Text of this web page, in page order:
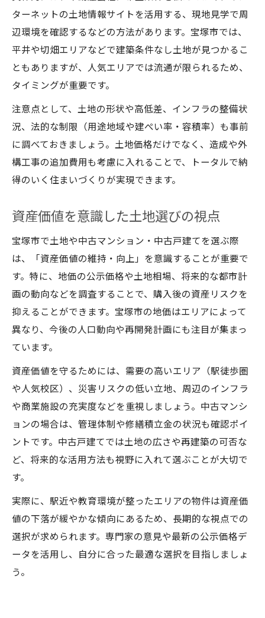
ターネットの土地情報サイトを活用する、現地見学で周
辺環境を確認するなどの方法があります。宝塚市では、
平井や切畑エリアなどで建築条件なし土地が見つかるこ
ともありますが、人気エリアでは流通が限られるため、
タイミングが重要です。
注意点として、土地の形状や高低差、インフラの整備状
況、法的な制限（用途地域や建ぺい率・容積率）も事前
に調べておきましょう。土地価格だけでなく、造成や外
構工事の追加費用も考慮に入れることで、トータルで納
得のいく住まいづくりが実現できます。
資産価値を意識した土地選びの視点
宝塚市で土地や中古マンション・中古戸建てを選ぶ際
は、「資産価値の維持・向上」を意識することが重要で
す。特に、地価の公示価格や土地相場、将来的な都市計
画の動向などを調査することで、購入後の資産リスクを
抑えることができます。宝塚市の地価はエリアによって
異なり、今後の人口動向や再開発計画にも注目が集まっ
ています。
資産価値を守るためには、需要の高いエリア（駅徒歩圏
や人気校区）、災害リスクの低い立地、周辺のインフラ
や商業施設の充実度などを重視しましょう。中古マンシ
ョンの場合は、管理体制や修繕積立金の状況も確認ポイ
ントです。中古戸建てでは土地の広さや再建築の可否な
ど、将来的な活用方法も視野に入れて選ぶことが大切で
す。
実際に、駅近や教育環境が整ったエリアの物件は資産価
値の下落が緩やかな傾向にあるため、長期的な視点での
選択が求められます。専門家の意見や最新の公示価格デ
ータを活用し、自分に合った最適な選択を目指しましょ
う。